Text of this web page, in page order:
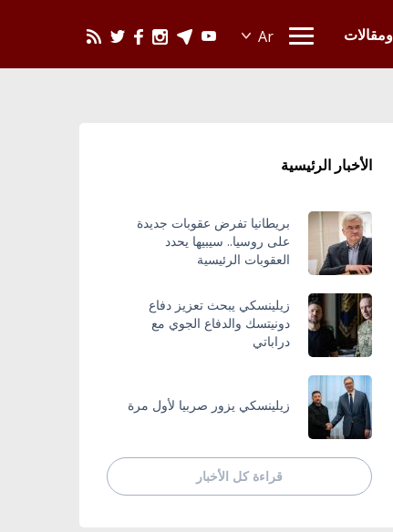
الأخبار الرئيسية
بريطانيا تفرض عقوبات جديدة
على روسيا.. سيبيها يحدد
العقوبات الرئيسية
زيلينسكي يبحث تعزيز دفاع
دونيتسك والدفاع الجوي مع
دراباتي
زيلينسكي يزور صربيا لأول مرة
قراءة كل الأخبار